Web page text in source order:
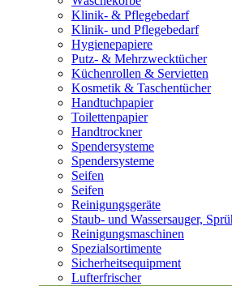
Klinik- & Pflegebedarf
Klinik- und Pflegebedarf
Hygienepapiere
Putz- & Mehrzwecktücher
Küchenrollen & Servietten
Kosmetik & Taschentücher
Handtuchpapier
Toilettenpapier
Handtrockner
Spendersysteme
Spendersysteme
Seifen
Seifen
Reinigungsgeräte
Staub- und Wassersauger,
Reinigungsmaschinen
Spezialsortimente
Sicherheitsequipment
Lufterfrischer